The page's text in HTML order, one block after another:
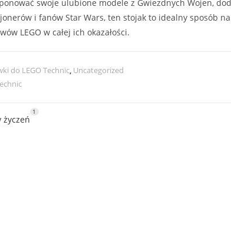
swoje ulubione modele z Gwiezdnych Wojen,
i fanów Star Wars, ten stojak to idealny sposób
LEGO w całej ich okazałości.
do LEGO Technic, Uncategorized
życzeń
1